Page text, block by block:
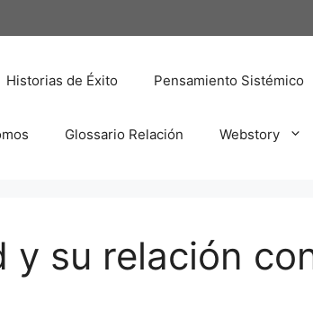
Historias de Éxito Pensamiento Sistémico
Glossario Relación Webstory
y su relación